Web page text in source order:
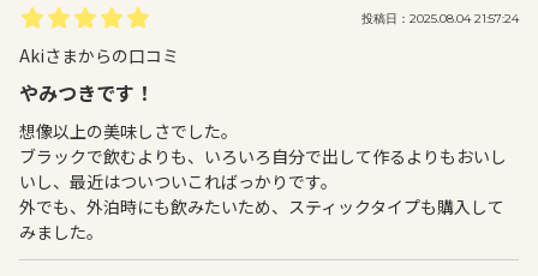
投稿日：2025.08.04 21:57:24
Akiさまからの口コミ
やみつきです！
想像以上の美味しさでした。
ブラックで飲むよりも、いろいろ自分で出して作るよりもおいし
いし、最近はついついこればっかりです。
外でも、外泊時にも飲みたいため、スティックタイプも購入して
みました。